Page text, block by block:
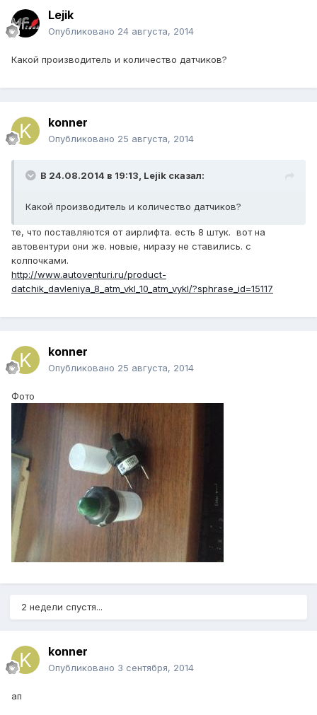
Lejik
Опубликовано 24 августа, 2014
Какой производитель и количество датчиков?
konner
Опубликовано 25 августа, 2014
В 24.08.2014 в 19:13, Lejik сказал:
Какой производитель и количество датчиков?
те, что поставляются от аирлифта. есть 8 штук. вот на
автовентури они же. новые, ниразу не ставились. с
колпочками.
http://www.autoventuri.ru/product-
datchik_davleniya_8_atm_vkl_10_atm_vykl/?sphrase_id=15117
konner
Опубликовано 25 августа, 2014
Фото
2 недели спустя...
konner
Опубликовано 3 сентября, 2014
ап